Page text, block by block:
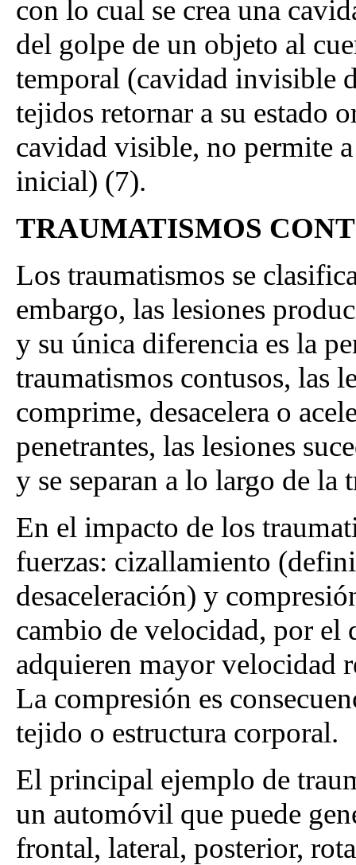
con lo cual se crea una
del golpe de un objeto al
temporal (cavidad invisible
tejidos retornar a su estado
cavidad visible, no permite
inicial) (7).
TRAUMATISMOS
Los traumatismos se
embargo, las lesiones
y su única diferencia es la
traumatismos contusos, las
comprime, desacelera o
penetrantes, las lesiones
y se separan a lo largo de la
En el impacto de los
fuerzas: cizallamiento
desaceleración) y
cambio de velocidad, por el
adquieren mayor velocidad
La compresión es
tejido o estructura corporal.
El principal ejemplo de
un automóvil que puede
frontal, lateral, posterior,